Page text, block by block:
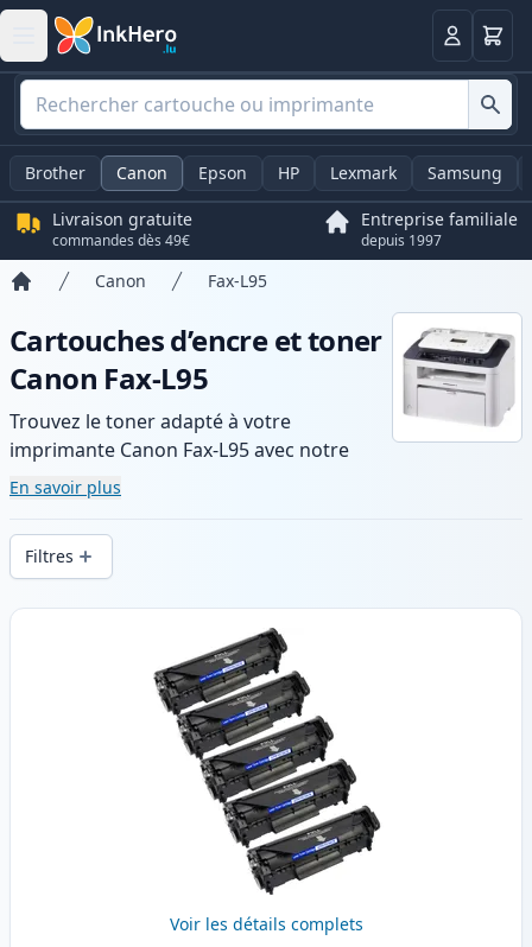
Panier
Brother Canon Epson HP Lexmark Samsung
Livraison gratuite
commandes dès 49€
Entreprise familiale
depuis 1997
Canon Fax-L95
Cartouches d’encre et toner
Canon Fax-L95
Trouvez le toner adapté à votre
imprimante Canon Fax-L95 avec notre
gamme de cartouches compatibles et
haute capacité. Profitez d’une qualité
d’impression constante et d’une livraison
rapide depuis un stock local en .
En savoir plus
Filtres
Produits
Voir les détails complets